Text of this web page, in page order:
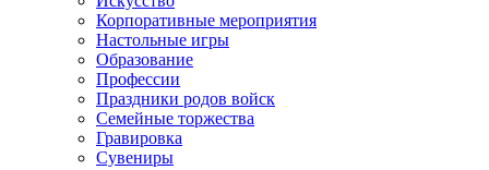
Корпоративные мероприятия
Настольные игры
Образование
Профессии
Праздники родов войск
Семейные торжества
Гравировка
Сувениры